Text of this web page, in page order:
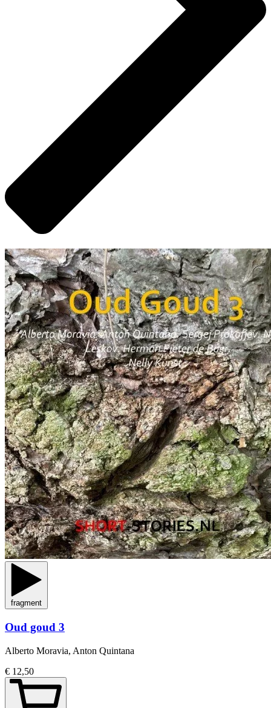
fragment
Oud goud 3
Alberto Moravia, Anton Quintana
€ 12,50